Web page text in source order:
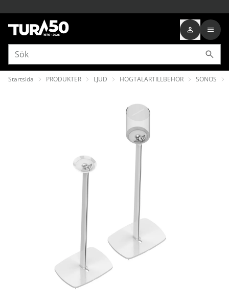
Startsida PRODUKTER LJUD HÖGTALARTILLBEHÖR SONOS